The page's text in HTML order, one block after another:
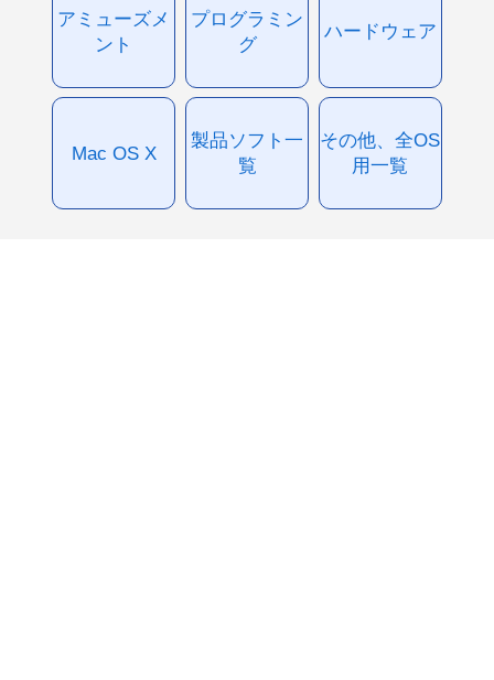
アミューズメ
ント
プログラミン
グ
ハードウェア
Mac OS X
製品ソフト一
覧
その他、全OS
用一覧